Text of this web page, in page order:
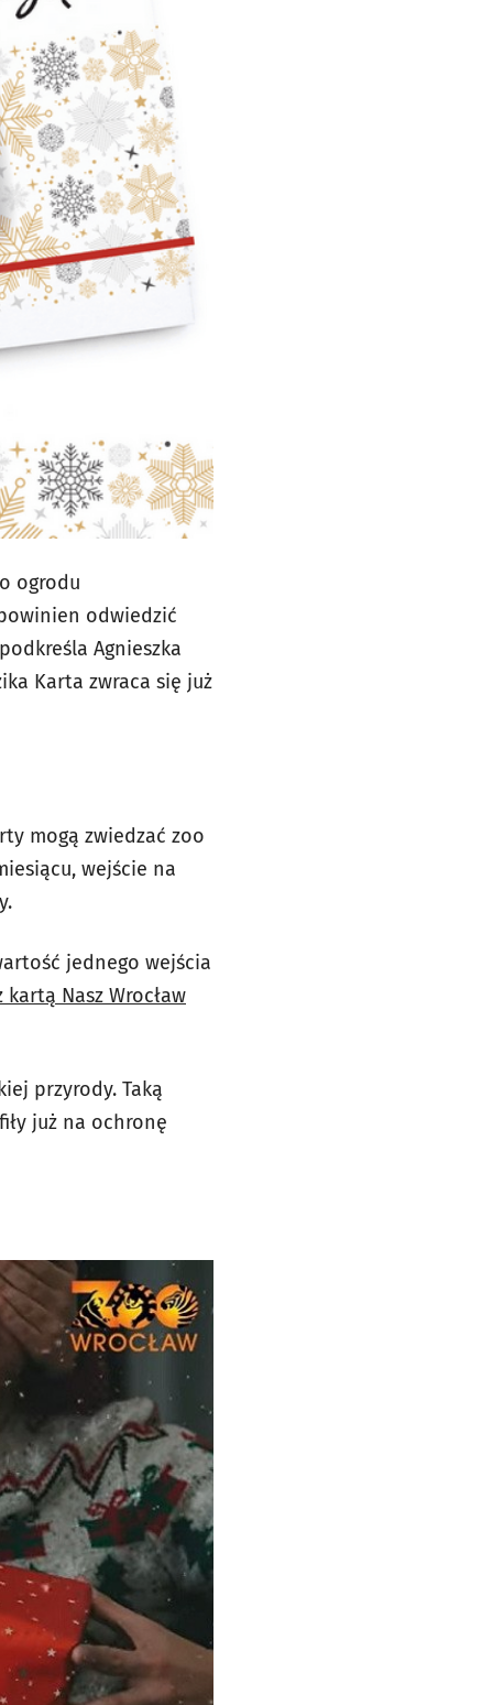
ogrodu
odwiedzić
Agnieszka
Karta zwraca się już
mogą zwiedzać zoo
wejście na
jednego wejścia
Nasz Wrocław
przyrody. Taką
już na ochronę